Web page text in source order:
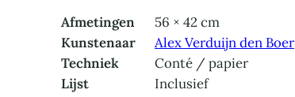
Afmetingen
56 × 42 cm
Kunstenaar
Alex Verduijn den Boer
Techniek
Conté / papier
Lijst
Inclusief